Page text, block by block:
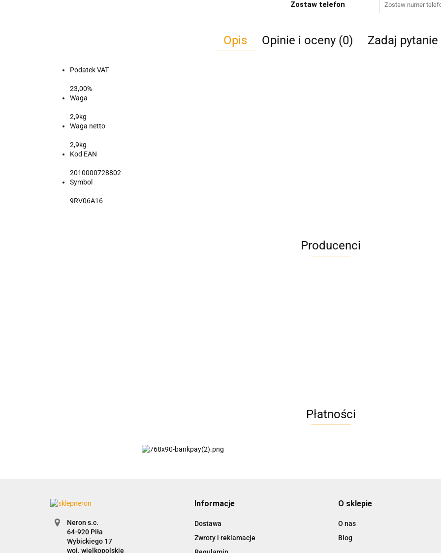
Zostaw telefon
Opis Opinie i oceny (0) Zadaj pytanie
Podatek VAT
23,00%
Waga
2,9kg
Waga netto
2,9kg
Kod EAN
2010000728802
Symbol
9RV06A16
Producenci
AC EasyLine
AIRTAC
Płatności
Neron s.c.
Wybickiego 17
woj. wielkopolskie
Informacje
Dostawa
Zwroty i reklamacje
O sklepie
O nas
Blog